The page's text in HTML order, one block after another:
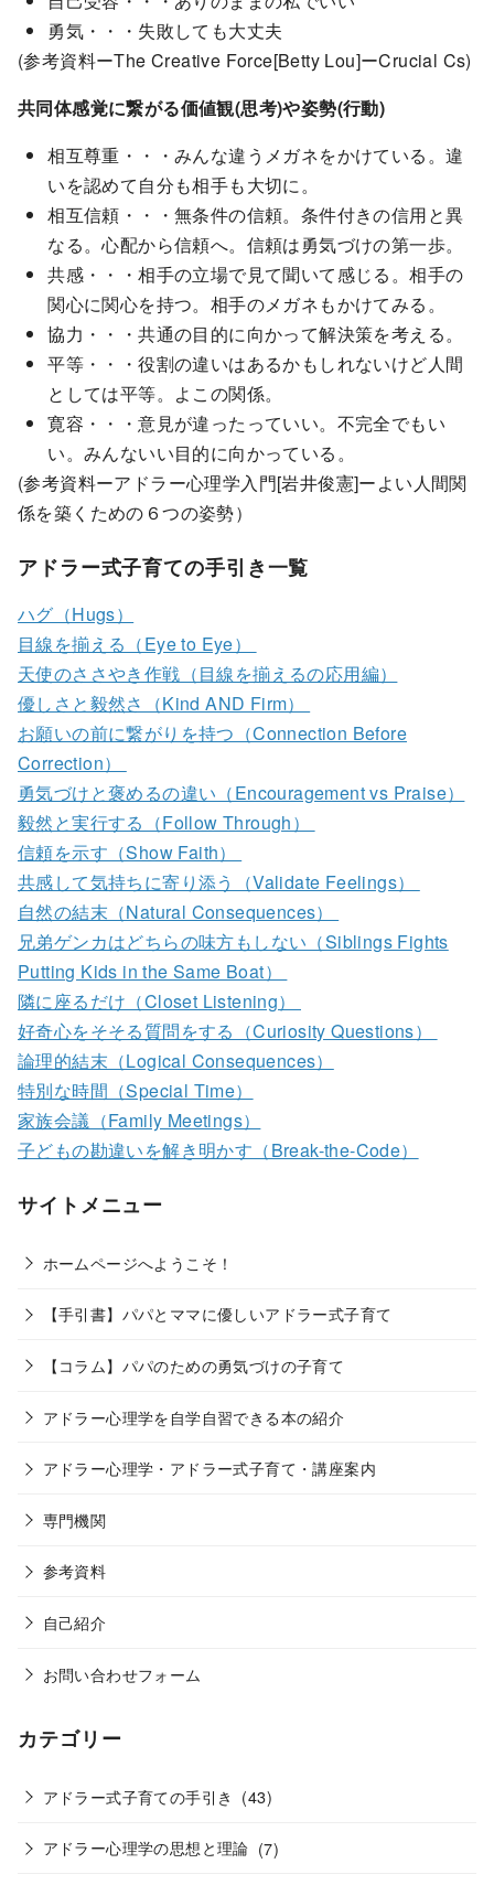
勇気・・・失敗しても大丈夫
(参考資料ーThe Creative Force[Betty Lou]ーCrucial Cs)
共同体感覚に繋がる価値観(思考)や姿勢(行動)
相互尊重・・・みんな違うメガネをかけている。違
いを認めて自分も相手も大切に。
相互信頼・・・無条件の信頼。条件付きの信用と異
なる。心配から信頼へ。信頼は勇気づけの第一歩。
共感・・・相手の立場で見て聞いて感じる。相手の
関心に関心を持つ。相手のメガネもかけてみる。
協力・・・共通の目的に向かって解決策を考える。
平等・・・役割の違いはあるかもしれないけど人間
としては平等。よこの関係。
寛容・・・意見が違ったっていい。不完全でもい
い。みんないい目的に向かっている。
(参考資料ーアドラー心理学入門[岩井俊憲]ーよい人間関
係を築くための６つの姿勢）
アドラー式子育ての手引き一覧
ハグ（Hugs）
目線を揃える（Eye to Eye）
天使のささやき作戦（目線を揃えるの応用編）
優しさと毅然さ（Kind AND Firm）
お願いの前に繋がりを持つ（Connection Before
Correction）
勇気づけと褒めるの違い（Encouragement vs Praise）
毅然と実行する（Follow Through）
信頼を示す（Show Faith）
共感して気持ちに寄り添う（Validate Feelings）
自然の結末（Natural Consequences）
兄弟ゲンカはどちらの味方もしない（Siblings Fights
Putting Kids in the Same Boat）
隣に座るだけ（Closet Listening）
好奇心をそそる質問をする（Curiosity Questions）
論理的結末（Logical Consequences）
特別な時間（Special Time）
家族会議（Family Meetings）
子どもの勘違いを解き明かす（Break-the-Code）
サイトメニュー
ホームページへようこそ！
【手引書】パパとママに優しいアドラー式子育て
【コラム】パパのための勇気づけの子育て
アドラー心理学を自学自習できる本の紹介
アドラー心理学・アドラー式子育て・講座案内
専門機関
参考資料
自己紹介
お問い合わせフォーム
カテゴリー
アドラー式子育ての手引き (43)
アドラー心理学の思想と理論 (7)